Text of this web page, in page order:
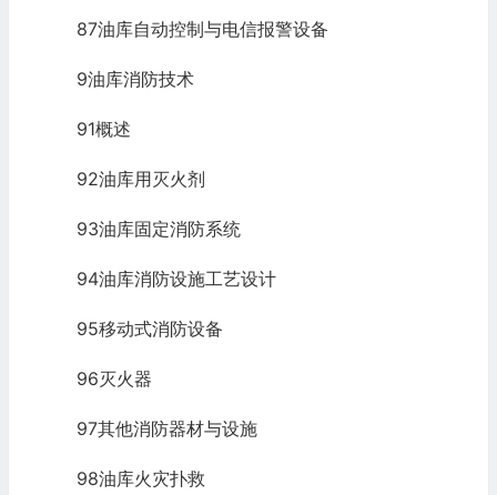
87油库自动控制与电信报警设备
9油库消防技术
91概述
92油库用灭火剂
93油库固定消防系统
94油库消防设施工艺设计
95移动式消防设备
96灭火器
97其他消防器材与设施
98油库火灾扑救